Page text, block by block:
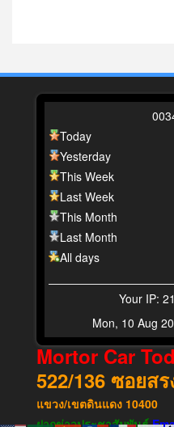
003
Today
Yesterday
This Week
Last Week
This Month
Last Month
All days
Your IP:
Mon, 10 Aug
Mortor Car
522/136 ซอยสร
แขวง​/เขต​ดินแดง​ 10400
ฝากข่าวประชาสัมพันธ์